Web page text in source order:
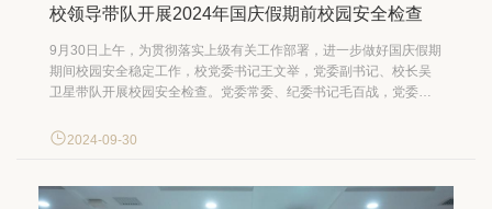
校领导带队开展2024年国庆假期前校园安全检查
9月30日上午，为贯彻落实上级有关工作部署，进一步做好国庆假期
期间校园安全稳定工作，校党委书记王文举，党委副书记、校长吴
卫星带队开展校园安全检查。党委常委、纪委书记毛百战，党委常
院、工科实验楼、图书馆、总配电室、东门快递站、第三餐厅等地
2024-09-30